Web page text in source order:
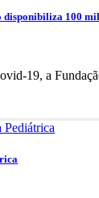
100
19, a